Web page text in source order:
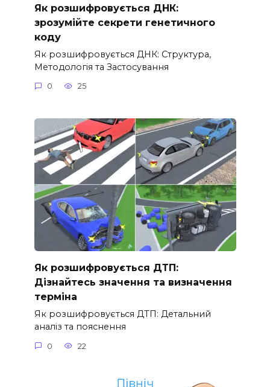
Як розшифровується ДНК:
зрозумійте секрети генетичного
коду
Як розшифровується ДНК: Структура,
Методологія та Застосування
0 25
Як розшифровується ДТП:
Дізнайтесь значення та визначення
терміна
Як розшифровується ДТП: Детальний
аналіз та пояснення
0 22